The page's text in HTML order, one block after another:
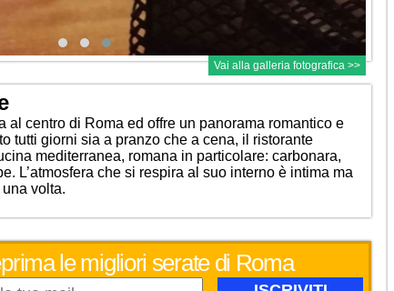
Vai alla galleria fotografica >>
al centro di Roma ed offre un panorama romantico e
tutti giorni sia a pranzo che a cena, il ristorante
mediterranea, romana in particolare: carbonara,
L’atmosfera che si respira al suo interno è intima ma
volta.
le migliori serate di Roma